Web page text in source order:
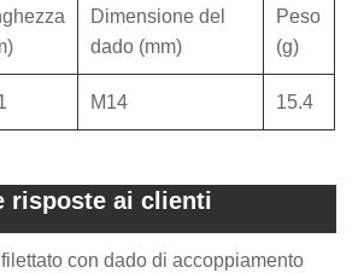
Dimensione del
dado (mm)
Peso
(g)
M14 15.4
risposte ai clienti
con dado di accoppiamento